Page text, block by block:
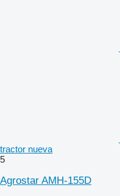
tractor nueva
5
Agrostar AMH-155D